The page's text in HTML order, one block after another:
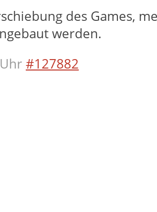
des Games,
werden.
#127882